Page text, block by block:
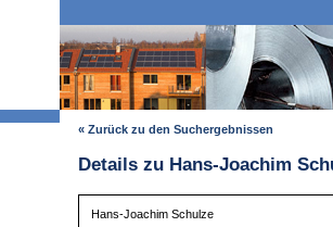
« Zurück zu den Suchergebnissen
Details zu Hans-Joachim
Hans-Joachim Schulze